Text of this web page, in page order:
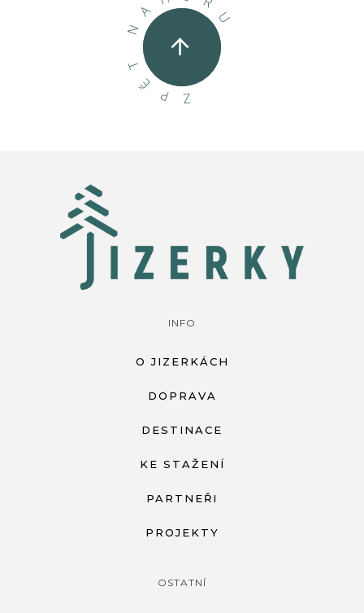
Z
P
Ě
T
N
A U
INFO
O JIZERKÁCH
DOPRAVA
DESTINACE
KE STAŽENÍ
PARTNEŘI
PROJEKTY
OSTATNÍ